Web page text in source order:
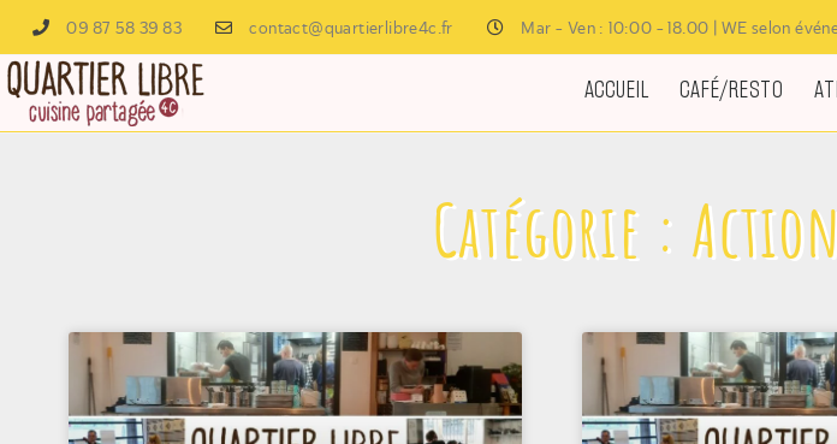
09 87 58 39 83 contact@quartierlibre4c.fr Mar - Ven : 10:00 - 18.00 | WE selon
ACCUEIL CAFÉ/RESTO
Catégorie :